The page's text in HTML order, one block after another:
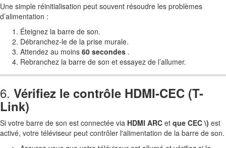
Une simple réinitialisation peut souvent résoudre les problèmes
d’alimentation :
Éteignez la barre de son.
Débranchez-le de la prise murale.
Attendez au moins 60 secondes .
Rebranchez la barre de son et essayez de l’allumer.
6. Vérifiez le contrôle HDMI-CEC (T-
Link)
Si votre barre de son est connectée via HDMI ARC et que CEC \) est
activé, votre téléviseur peut contrôler l'alimentation de la barre de son.